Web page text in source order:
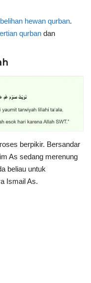
hewan qurban.
qurban dan
berpikir. Bersandar
As sedang merenung
beliau untuk
Ismail As.